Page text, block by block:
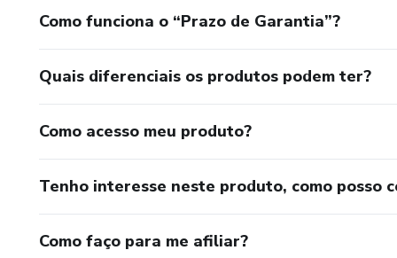
Como funciona o “Prazo de Garantia”?
Quais diferenciais os produtos podem ter?
Como acesso meu produto?
Tenho interesse neste produto, como posso
Como faço para me afiliar?